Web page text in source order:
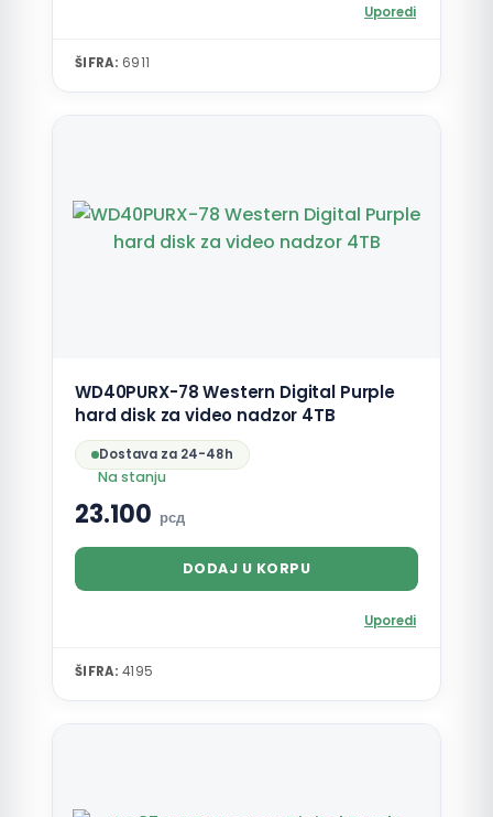
Uporedi
ŠIFRA: 6911
WD40PURX-78 Western Digital Purple
hard disk za video nadzor 4TB
Dostava za 24-48h
Na stanju
23.100 рсд
DODAJ U KORPU
Uporedi
ŠIFRA: 4195